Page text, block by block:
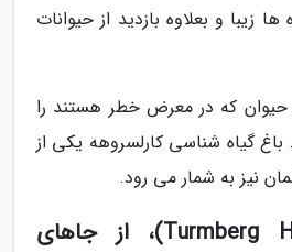
زیبا و بعلاوه بازدید از حیوانات
بیش از 4 هزار حیوان که در معرض خطر هستند را
گیاه شناسی کارلسروهه یکی از
نیز به شمار می رود.
تپه تورمبرگ (Turmberg Hill)، از جاهای